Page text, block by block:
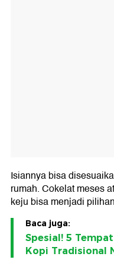
Isiannya bisa
rumah. Cokelat meses
keju bisa menjadi
Baca juga:
Spesial! 5
Kopi Tradisional